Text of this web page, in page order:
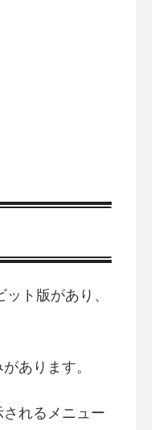
ト版があり、
あります。
れるメニュー